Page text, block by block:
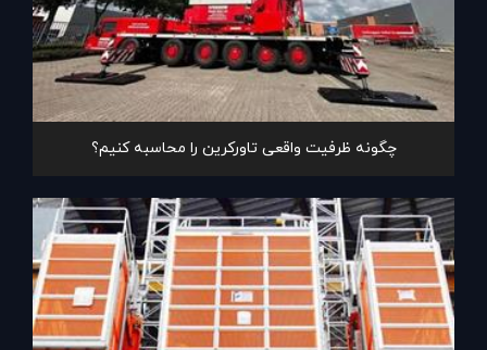
چگونه ظرفیت واقعی تاورکرین را محاسبه کنیم؟